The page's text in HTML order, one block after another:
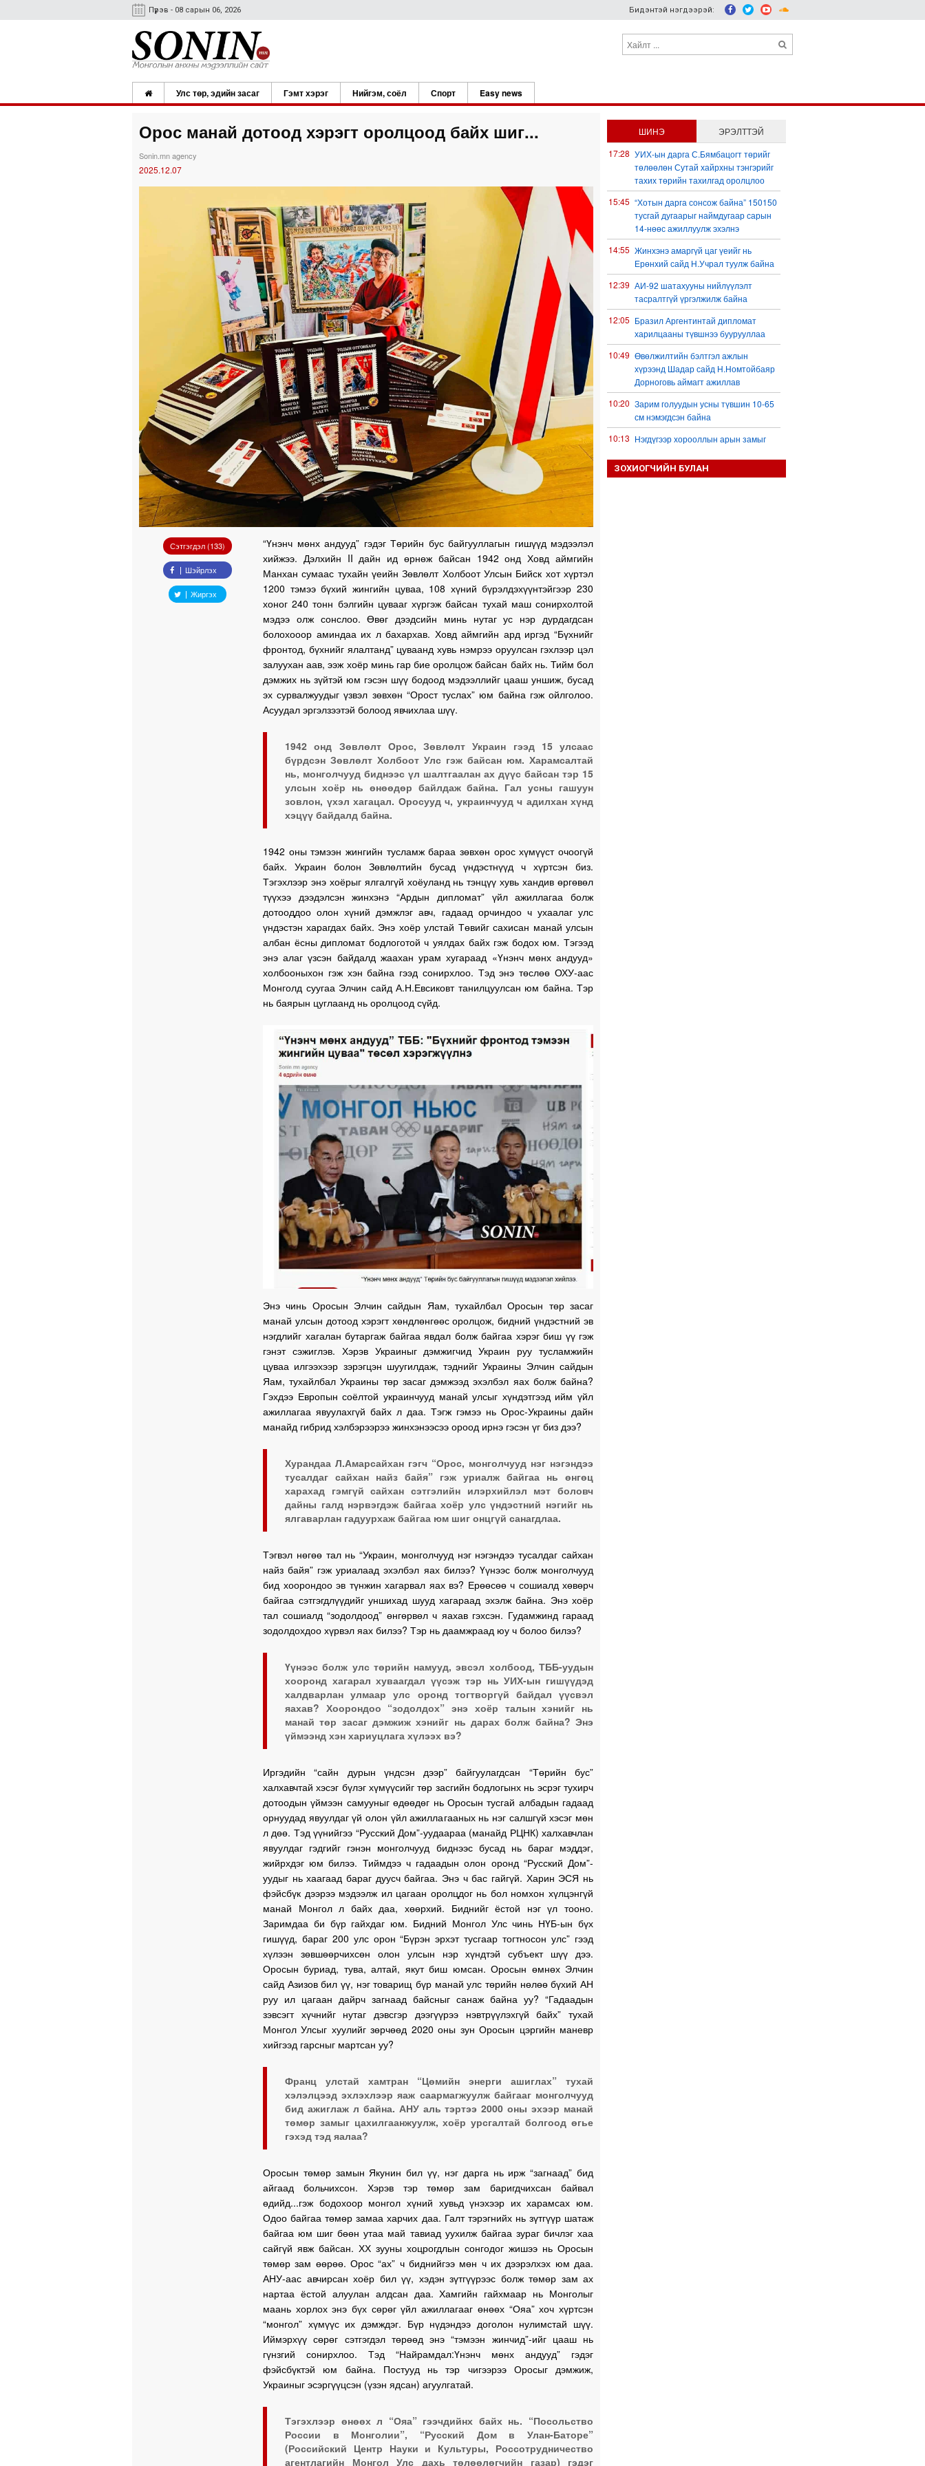
Пүрэв - 08 сарын 06, 2026 Бидэнтэй нэгдээрэй:
Улс төр, эдийн засаг Гэмт хэрэг Нийгэм, соёл Спорт Easy news
Орос манай дотоод хэрэгт оролцоод байх шиг...
Sonin.mn agency
2025.12.07
Сэтгэгдэл (133)
Шэйрлэх
Жиргэх
“Үнэнч мөнх андууд” гэдэг Төрийн бус байгууллагын гишүүд мэдээлэл
хийжээ. Дэлхийн II дайн ид өрнөж байсан 1942 онд Ховд аймгийн
Манхан сумаас тухайн үеийн Зөвлөлт Холбоот Улсын Бийск хот хүртэл
1200 тэмээ бүхий жингийн цуваа, 108 хүний бүрэлдэхүүнтэйгээр 230
хоног 240 тонн бэлгийн цувааг хүргэж байсан тухай маш сонирхолтой
мэдээ олж сонслоо. Өвөг дээдсийн минь нутаг ус нэр дурдагдсан
болохооор аминдаа их л бахархав. Ховд аймгийн ард иргэд “Бүхнийг
фронтод, бүхнийг ялалтанд” цуваанд хувь нэмрээ оруулсан гэхлээр цэл
залуухан аав, ээж хоёр минь гар бие оролцож байсан байх нь. Тийм бол
дэмжих нь зүйтэй юм гэсэн шүү бодоод мэдээллийг цааш уншиж, бусад
эх сурвалжуудыг үзвэл зөвхөн “Орост туслах” юм байна гэж ойлголоо.
Асуудал эргэлзээтэй болоод явчихлаа шүү.
1942 онд Зөвлөлт Орос, Зөвлөлт Украин гээд 15 улсаас
бүрдсэн Зөвлөлт Холбоот Улс гэж байсан юм. Харамсалтай
нь, монголчууд биднээс үл шалтгаалан ах дүүс байсан тэр 15
улсын хоёр нь өнөөдөр байлдаж байна. Гал усны гашуун
зовлон, үхэл хагацал. Оросууд ч, украинчууд ч адилхан хүнд
хэцүү байдалд байна.
1942 оны тэмээн жингийн тусламж бараа зөвхөн орос хүмүүст очоогүй
байх. Украин болон Зөвлөлтийн бусад үндэстнүүд ч хүртсэн биз.
Тэгэхлээр энэ хоёрыг ялгалгүй хоёуланд нь тэнцүү хувь хандив өргөвөл
түүхээ дээдэлсэн жинхэнэ “Ардын дипломат” үйл ажиллагаа болж
дотооддоо олон хүний дэмжлэг авч, гадаад орчиндоо ч ухаалаг улс
үндэстэн харагдах байх. Энэ хоёр улстай Төвийг сахисан манай улсын
албан ёсны дипломат бодлоготой ч уялдах байх гэж бодох юм. Тэгээд
энэ алаг үзсэн байдалд жаахан урам хугараад «Үнэнч мөнх андууд»
холбооныхон гэж хэн байна гээд сонирхлоо. Тэд энэ төслөө ОХУ-аас
Монголд суугаа Элчин сайд А.Н.Евсиковт танилцуулсан юм байна. Тэр
нь баярын цуглаанд нь оролцоод сүйд.
Энэ чинь Оросын Элчин сайдын Яам, тухайлбал Оросын төр засаг
манай улсын дотоод хэрэгт хөндлөнгөөс оролцож, бидний үндэстний эв
нэгдлийг хагалан бутаргаж байгаа явдал болж байгаа хэрэг биш үү гэж
гэнэт сэжиглэв. Хэрэв Украиныг дэмжигчид Украин руу тусламжийн
цуваа илгээхээр зэрэгцэн шуугилдаж, тэднийг Украины Элчин сайдын
Яам, тухайлбал Украины төр засаг дэмжээд эхэлбэл яах болж байна?
Гэхдээ Европын соёлтой украинчууд манай улсыг хүндэтгээд ийм үйл
ажиллагаа явуулахгүй байх л даа. Тэгж гэмээ нь Орос-Украины дайн
манайд гибрид хэлбэрээрээ жинхэнээсээ ороод ирнэ гэсэн үг биз дээ?
Хурандаа Л.Амарсайхан гэгч “Орос, монголчууд нэг нэгэндээ
тусалдаг сайхан найз байя” гэж уриалж байгаа нь өнгөц
харахад гэмгүй сайхан сэтгэлийн илэрхийлэл мэт боловч
дайны галд нэрвэгдэж байгаа хоёр улс үндэстний нэгийг нь
ялгаварлан гадуурхаж байгаа юм шиг онцгүй санагдлаа.
Тэгвэл нөгөө тал нь “Украин, монголчууд нэг нэгэндээ тусалдаг сайхан
найз байя” гэж уриалаад эхэлбэл яах билээ? Үүнээс болж монголчууд
бид хоорондоо эв түнжин хагарвал яах вэ? Ерөөсөө ч сошиалд хөвөрч
байгаа сэтгэгдлүүдийг уншихад шууд хагараад эхэлж байна. Энэ хоёр
тал сошиалд “зодолдоод” өнгөрвөл ч яахав гэхсэн. Гудамжинд гараад
зодолдохдоо хүрвэл яах билээ? Тэр нь даамжраад юу ч болоо билээ?
Үүнээс болж улс төрийн намууд, эвсэл холбоод, ТББ-уудын
хооронд хагарал хуваагдал үүсэж тэр нь УИХ-ын гишүүдэд
халдварлан улмаар улс оронд тогтворгүй байдал үүсвэл
яахав? Хоорондоо “зодолдох” энэ хоёр талын хэнийг нь
манай төр засаг дэмжиж хэнийг нь дарах болж байна? Энэ
үймээнд хэн хариуцлага хүлээх вэ?
Иргэдийн “сайн дурын үндсэн дээр” байгуулагдсан “Төрийн бус”
халхавчтай хэсэг бүлэг хүмүүсийг төр засгийн бодлогынх нь эсрэг тухирч
дотоодын үймээн самууныг өдөөдөг нь Оросын тусгай албадын гадаад
орнуудад явуулдаг үй олон үйл ажиллагааных нь нэг салшгүй хэсэг мөн
л дөө. Тэд үүнийгээ “Русский Дом”-уудаараа (манайд РЦНК) халхавчлан
явуулдаг гэдгийг гэнэн монголчууд биднээс бусад нь бараг мэддэг,
жийрхдэг юм билээ. Тиймдээ ч гадаадын олон оронд “Русский Дом”-
уудыг нь хаагаад бараг дуусч байгаа. Энэ ч бас гайгүй. Харин ЭСЯ нь
фэйсбүк дээрээ мэдээлж ил цагаан оролцдог нь бол номхон хүлцэнгүй
манай Монгол л байх даа, хөөрхий. Биднийг ёстой нэг үл тооно.
Заримдаа би бүр гайхдаг юм. Бидний Монгол Улс чинь НҮБ-ын бүх
гишүүд, бараг 200 улс орон “Бүрэн эрхэт тусгаар тогтносон улс” гээд
хүлээн зөвшөөрчихсөн олон улсын нэр хүндтэй субъект шүү дээ.
Оросын буриад, тува, алтай, якут биш юмсан. Оросын өмнөх Элчин
сайд Азизов бил үү, нэг товарищ бүр манай улс төрийн нөлөө бүхий АН
руу ил цагаан дайрч загнаад байсныг санаж байна уу? “Гадаадын
зэвсэгт хүчнийг нутаг дэвсгэр дээгүүрээ нэвтрүүлэхгүй байх” тухай
Монгол Улсыг хуулийг зөрчөөд 2020 оны зун Оросын цэргийн маневр
хийгээд гарсныг мартсан уу?
Франц улстай хамтран “Цөмийн энерги ашиглах” тухай
хэлэлцээд эхлэхлээр яаж саармагжуулж байгааг монголчууд
бид ажиглаж л байна. АНУ аль тэртээ 2000 оны эхээр манай
төмөр замыг цахилгаанжуулж, хоёр урсгалтай болгоод өгье
гэхэд тэд яалаа?
Оросын төмөр замын Якунин бил үү, нэг дарга нь ирж “загнаад” бид
айгаад больчихсон. Хэрэв тэр төмөр зам баригдчихсан байвал
өдийд...гэж бодохоор монгол хүний хувьд үнэхээр их харамсах юм.
Одоо байгаа төмөр замаа харчих даа. Галт тэрэгнийх нь зүтгүүр шатаж
байгаа юм шиг бөөн утаа май тавиад уухилж байгаа зураг бичлэг хаа
сайгүй явж байсан. ХХ зууны хоцрогдлын сонгодог жишээ нь Оросын
төмөр зам өөрөө. Орос “ах” ч биднийгээ мөн ч их дээрэлхэх юм даа.
АНУ-аас авчирсан хоёр бил үү, хэдэн зүтгүүрээс болж төмөр зам ах
нартаа ёстой алуулан алдсан даа. Хамгийн гайхмаар нь Монголыг
маань хорлох энэ бүх сөрөг үйл ажиллагааг өнөөх “Ояа” хоч хүртсэн
“монгол” хүмүүс их дэмждэг. Бүр нүдэндээ доголон нулимстай шүү.
Иймэрхүү сөрөг сэтгэгдэл төрөөд энэ “тэмээн жинчид”-ийг цааш нь
гүнзгий сонирхлоо. Тэд “Найрамдал:Үнэнч мөнх андууд” гэдэг
фэйсбүктэй юм байна. Постууд нь тэр чигээрээ Оросыг дэмжиж,
Украиныг эсэргүүцсэн (үзэн ядсан) агуулгатай.
Тэгэхлээр өнөөх л “Ояа” гээчдийнх байх нь. “Посольство
России в Монголии”, “Русский Дом в Улан-Баторе”
(Российский Центр Науки и Культуры, Россотрудничество
агентлагийн Монгол Улс дахь төлөөлөгчийн газар) гэдэг
ШИНЭ
ЭРЭЛТТЭЙ
17:28 УИХ-ын дарга С.Бямбацогт төрийг
төлөөлөн Сутай хайрхны тэнгэрийг
тахих төрийн тахилгад оролцлоо
15:45 “Хотын дарга сонсож байна” 150150
тусгай дугаарыг наймдугаар сарын
14-нөөс ажиллуулж эхэлнэ
14:55 Жинхэнэ амаргүй цаг үеийг нь
Ерөнхий сайд Н.Учрал туулж байна
12:39 АИ-92 шатахууны нийлүүлэлт
тасралтгүй үргэлжилж байна
12:05 Бразил Аргентинтай дипломат
харилцааны түвшнээ буурууллаа
10:49 Өвөлжилтийн бэлтгэл ажлын
хүрээнд Шадар сайд Н.Номтойбаяр
Дорноговь аймагт ажиллав
10:20 Зарим голуудын усны түвшин 10-65
см нэмэгдсэн байна
10:13 Нэгдүгээр хорооллын арын замыг
түр хааж, борооны ус зайлуулах
шугамын хөндлөн сэтэлгээ хийнэ
ЗОХИОГЧИЙН БУЛАН